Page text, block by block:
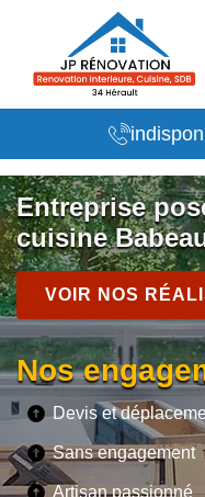
Entreprise
cuisine
VOIR NOS
Nos
Devis et
Sans engagement
Artisan passionné